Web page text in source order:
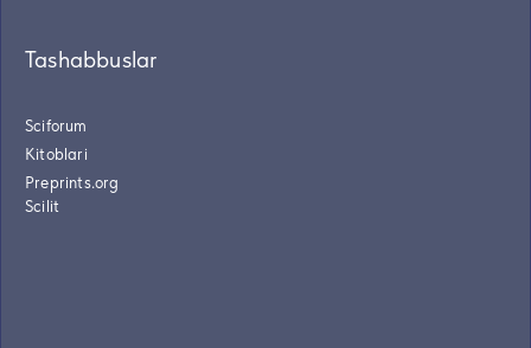
Tashabbuslar
Sciforum
Kitoblari
Preprints.org
Scilit